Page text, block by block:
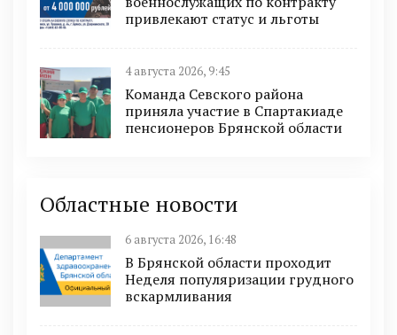
привлекают статус и льготы
4 августа 2026, 9:45
Команда Севского района
приняла участие в Спартакиаде
пенсионеров Брянской области
Областные новости
6 августа 2026, 16:48
В Брянской области проходит
Неделя популяризации грудного
вскармливания